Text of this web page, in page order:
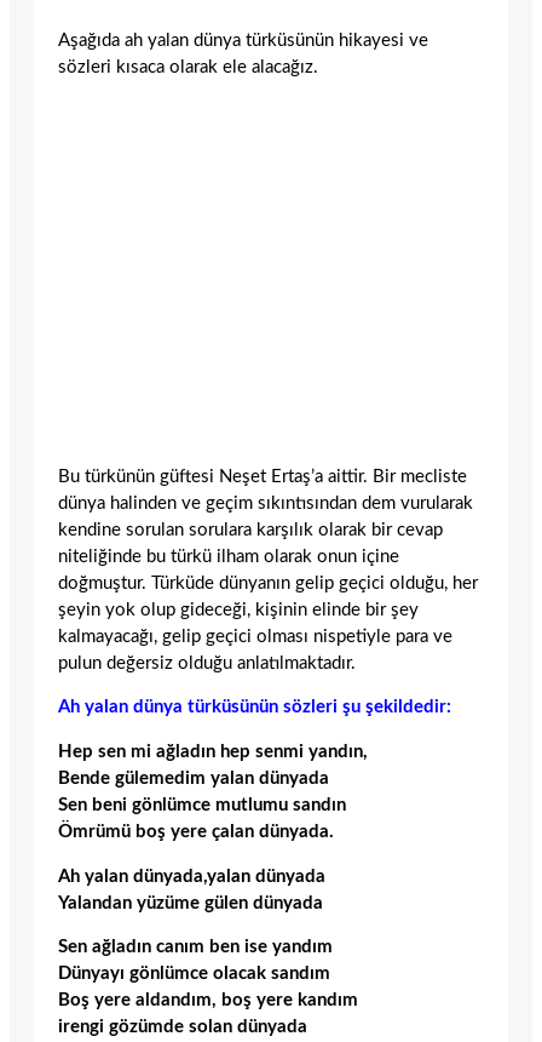
Aşağıda ah yalan dünya türküsünün hikayesi ve
sözleri kısaca olarak ele alacağız.
Bu türkünün güftesi Neşet Ertaş’a aittir. Bir mecliste
dünya halinden ve geçim sıkıntısından dem vurularak
kendine sorulan sorulara karşılık olarak bir cevap
niteliğinde bu türkü ilham olarak onun içine
doğmuştur. Türküde dünyanın gelip geçici olduğu, her
şeyin yok olup gideceği, kişinin elinde bir şey
kalmayacağı, gelip geçici olması nispetiyle para ve
pulun değersiz olduğu anlatılmaktadır.
Ah yalan dünya türküsünün sözleri şu şekildedir:
Hep sen mi ağladın hep senmi yandın,
Bende gülemedim yalan dünyada
Sen beni gönlümce mutlumu sandın
Ömrümü boş yere çalan dünyada.
Ah yalan dünyada,yalan dünyada
Yalandan yüzüme gülen dünyada
Sen ağladın canım ben ise yandım
Dünyayı gönlümce olacak sandım
Boş yere aldandım, boş yere kandım
irengi gözümde solan dünyada